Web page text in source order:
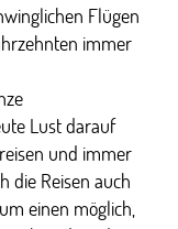
Flügen
immer
Lust darauf
und immer
die Reisen auch
einen möglich,